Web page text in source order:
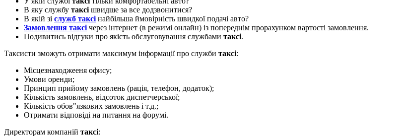
В яку службу таксі швидше за все додзвонитися?
В якій зі служб таксі найбільша ймовірність швидкої подачі авто?
Замовлення таксі через інтернет (в режимі онлайн) із попереднім прорахунком вартості замовлення.
Подивитись відгуки про якість обслуговування службами таксі.
Таксисти зможуть отримати максимум інформації про служби таксі:
Місцезнаходжееня офису;
Умови оренди;
Принцип прийому замовлень (рація, телефон, додаток);
Кількість замовлень, відсоток диспетчерської;
Кількість обов"язкових замовлень і т.д.;
Отримати відповіді на питання на форумі.
Директорам компаній таксі: